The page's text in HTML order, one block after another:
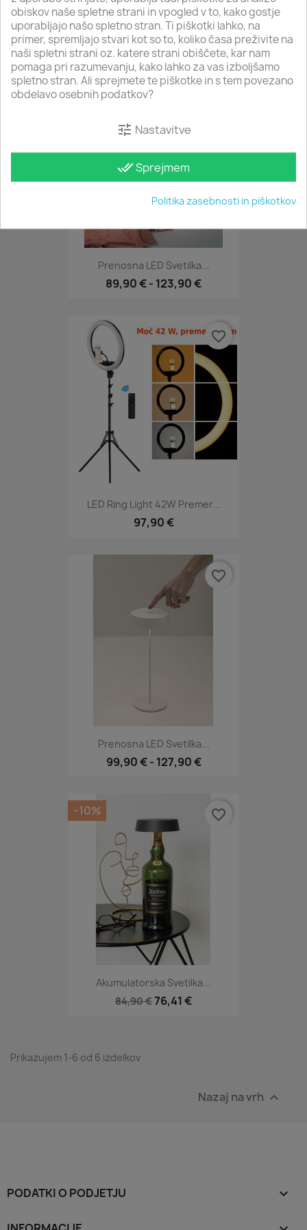
Prenosna LED Svetilka...
119,90 € -137,90 €
Prenosna LED Svetilka...
89,90 €- 123,90 €
LED Ring Light 42W Premer...
97,90 €
favorite_border
Prenosna LED Svetilka...
99,90 € - 127,90 €
favorite_border
Akumulatorska Svetilka...
84,90 €76,41 €
−10% favorite_border
Prikazujem 1-6 od 6 izdelkov
Nazaj na vrh 
PODATKI O PODJETJU 
obiskov naše spletne strani in vpogled v to, kako gostje
uporabljajo našo spletno stran. Ti piškotki lahko, na
primer, spremljajo stvari kot so to, koliko časa preživite na
naši spletni strani oz. katere strani obiščete, kar nam
pomaga pri razumevanju, kako lahko za vas izboljšamo
spletno stran. Ali sprejmete te piškotke in s tem povezano
obdelavo osebnih podatkov?
tune Nastavitve
done_allSprejmem
Politika zasebnosti in piškotkov